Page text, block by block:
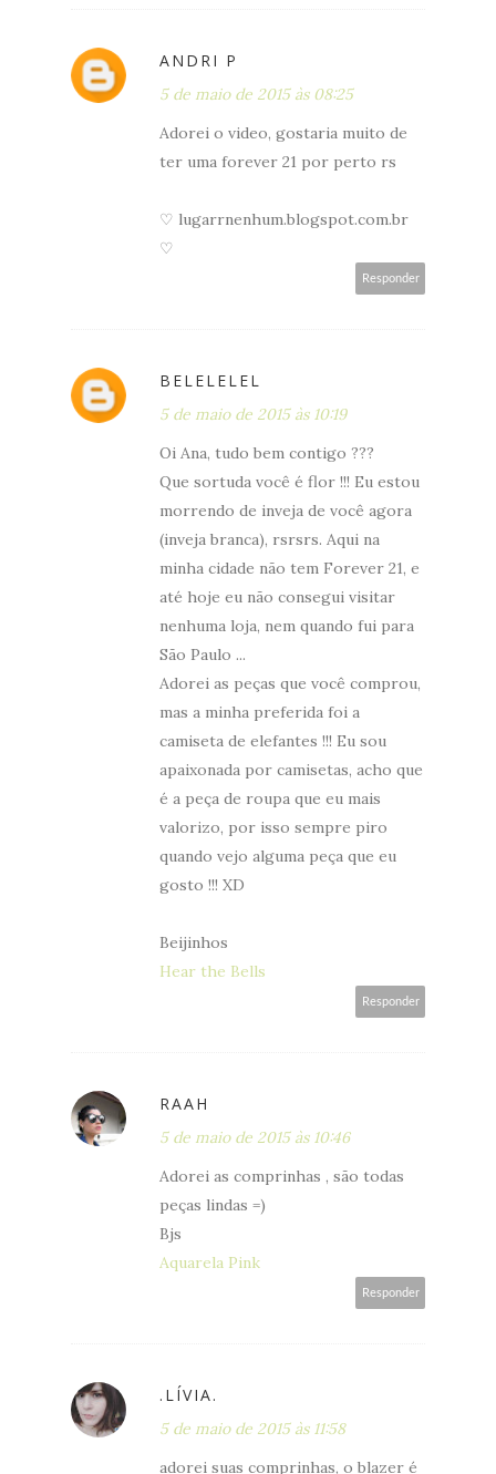
ANDRI P
5 de maio de 2015 às 08:25
Adorei o video, gostaria muito de
ter uma forever 21 por perto rs
♡ lugarrnenhum.blogspot.com.br
♡
Responder
BELELELEL
5 de maio de 2015 às 10:19
Oi Ana, tudo bem contigo ???
Que sortuda você é flor !!! Eu estou
morrendo de inveja de você agora
(inveja branca), rsrsrs. Aqui na
minha cidade não tem Forever 21, e
até hoje eu não consegui visitar
nenhuma loja, nem quando fui para
São Paulo ...
Adorei as peças que você comprou,
mas a minha preferida foi a
camiseta de elefantes !!! Eu sou
apaixonada por camisetas, acho que
é a peça de roupa que eu mais
valorizo, por isso sempre piro
quando vejo alguma peça que eu
gosto !!! XD
Beijinhos
Hear the Bells
Responder
RAAH
5 de maio de 2015 às 10:46
Adorei as comprinhas , são todas
peças lindas =)
Bjs
Aquarela Pink
Responder
.LÍVIA.
5 de maio de 2015 às 11:58
adorei suas comprinhas, o blazer é